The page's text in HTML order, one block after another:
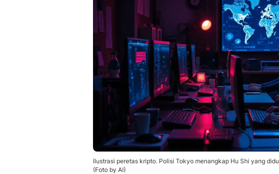
Ilustrasi peretas kripto. Polisi Tokyo menangkap Hu Shi yang
(Foto by AI)